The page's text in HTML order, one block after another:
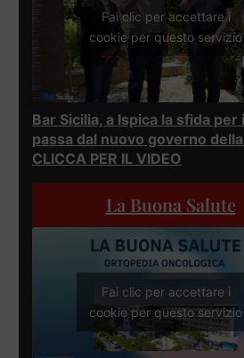
Fai clic per accettare i
cookie per questo servizio
Bar Sicilia, a Ispica la sfida
passa dal nuovo governo
CLICCA PER IL VIDEO
La Buona Salute
Fai clic per accettare i
cookie per questo servizio